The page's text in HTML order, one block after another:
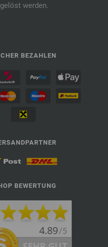
werden.
BEZAHLEN
BEWERTUNG